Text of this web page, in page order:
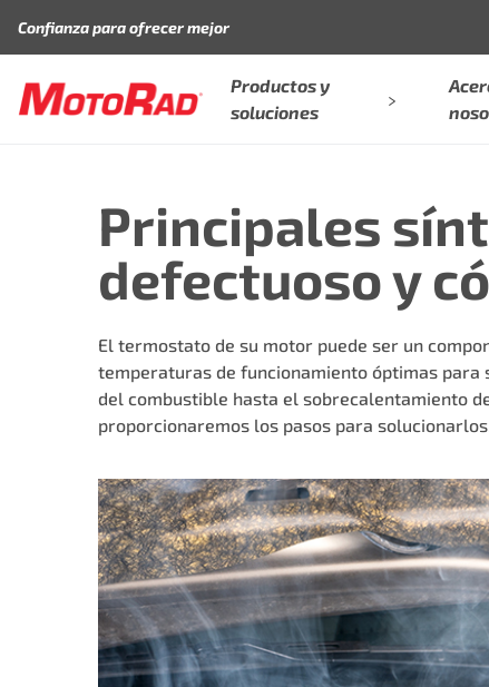
Confianza para ofrecer mejor
Productos y
soluciones
Principales
defectuoso y
El termostato de su motor puede ser un
temperaturas de funcionamiento óptimas para
del combustible hasta el sobrecalentamiento
proporcionaremos los pasos para